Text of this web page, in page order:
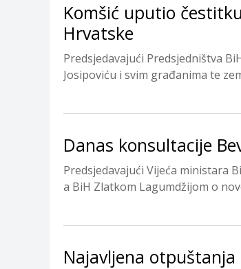
Komšić uputio
Hrvatske
Predsjedavajući Predsjedništva
Josipoviću i svim građanima te
Danas konsultacije
Predsjedavajući Vijeća ministara
a BiH Zlatkom Lagumdžijom o
Najavljena